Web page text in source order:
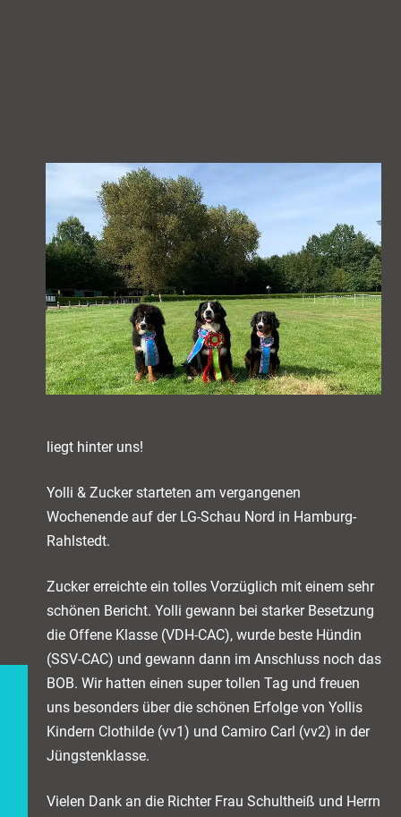
liegt hinter uns!
Yolli & Zucker starteten am vergangenen
Wochenende auf der LG-Schau Nord in Hamburg-
Rahlstedt.
Zucker erreichte ein tolles Vorzüglich mit einem sehr
schönen Bericht. Yolli gewann bei starker Besetzung
die Offene Klasse (VDH-CAC), wurde beste Hündin
(SSV-CAC) und gewann dann im Anschluss noch das
BOB. Wir hatten einen super tollen Tag und freuen
uns besonders über die schönen Erfolge von Yollis
Kindern Clothilde (vv1) und Camiro Carl (vv2) in der
Jüngstenklasse.
Vielen Dank an die Richter Frau Schultheiß und Herrn